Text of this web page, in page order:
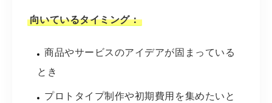
向いているタイミング：
商品やサービスのアイデアが固まっている
とき
プロトタイプ制作や初期費用を集めたいと